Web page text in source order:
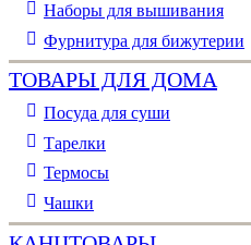
Наборы для вышивания
Фурнитура для бижутерии
ТОВАРЫ ДЛЯ ДОМА
Посуда для суши
Тарелки
Термосы
Чашки